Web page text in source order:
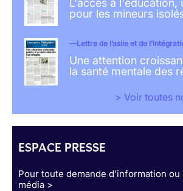
L'accès à l'éducation,
pour les mineurs
Lettre de l’asile et de
Une attention
la santé mentale des
> Voir toutes
ESPACE PRESSE
Pour toute demande d’information
média >